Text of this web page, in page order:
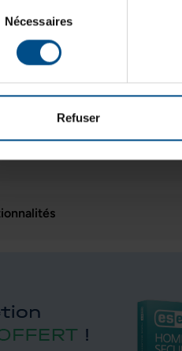
Nécessaires
Refuser